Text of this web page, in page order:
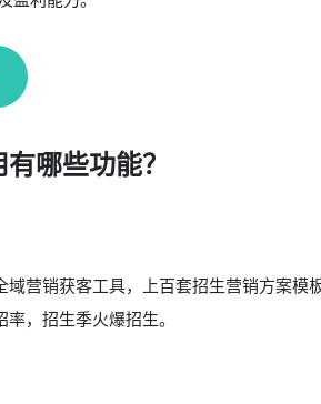
哪些功能？
营销获客工具，上百套招生营销方案模
，招生季火爆招生。